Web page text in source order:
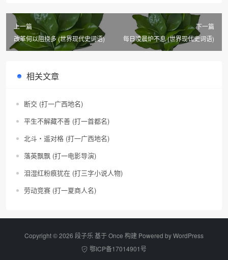
上一篇
改革何以阻挠多 (世界现代史词语)
下一篇
每日凌晨炉不息 (世界现代史词语)
相关文章
断交 (打一广西地名)
平生不解藏不善 (打一首都名)
北斗・遥对格 (打一广西地名)
落英飘飘 (打一电影导演)
泪湿红粉痕犹在 (打三字小说人物)
劳动竞赛 (打一夏商人名)
Copyright © 2026 段子乐 基于 Once 构建 Powered byWordPress
鄂ICP备17014901号